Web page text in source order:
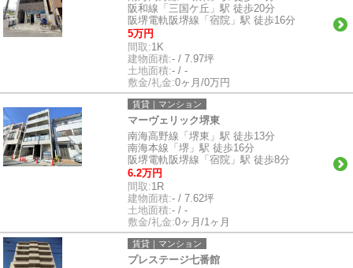
阪和線「三国ケ丘」駅 徒歩20分
阪堺電軌阪堺線「宿院」駅 徒歩16分
5万円
間取:1K
建物面積:- / 7.97坪
土地面積:- / -
敷金/礼金:0ヶ月/0万円
賃貸｜マンション
マーヴェリック堺東
南海高野線「堺東」駅 徒歩13分
南海本線「堺」駅 徒歩16分
阪堺電軌阪堺線「宿院」駅 徒歩8分
6.2万円
間取:1R
建物面積:- / 7.62坪
土地面積:- / -
敷金/礼金:0ヶ月/1ヶ月
賃貸｜マンション
プレステージ七番館